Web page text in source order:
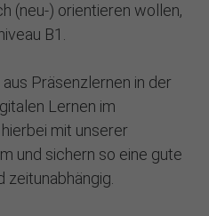
(neu-) orientieren wollen,
B1.
Präsenzlernen in der
Lernen im
mit unserer
und sichern so eine gute